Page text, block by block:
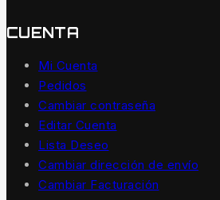
CUENTA
Mi Cuenta
Pedidos
Cambiar contraseña
Editar Cuenta
Lista Deseo
Cambiar dirección de envío
Cambiar Facturación